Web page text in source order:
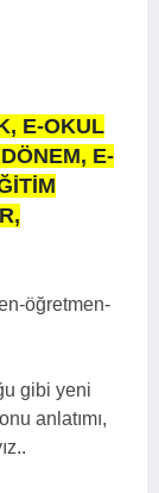
E-OKUL
E-
öğretmen-
gibi yeni
anlatımı,